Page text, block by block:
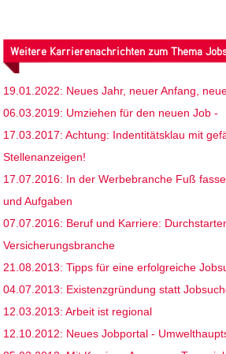
Weitere Karrierenachrichten zum Thema
19.01.2022: Neues Jahr, neuer Anfang,
06.03.2019: Umziehen für den neuen Job -
17.03.2017: Achtung: Indentitätsklau mit
Stellenanzeigen!
17.07.2016: In der Werbebranche Fuß
und Aufgaben
07.07.2016: Beruf und Karriere:
Versicherungsbranche
21.08.2013: Tipps für eine erfolgreiche
04.07.2013: Existenzgründung statt
12.03.2013: Arbeit ist regional
12.10.2012: Neues Jobportal -